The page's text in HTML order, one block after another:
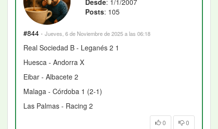
Posts: 105
#844 · Jueves, 6 de Noviembre de 2025 a las 06:18
Real Sociedad B - Leganés 2 1
Huesca - Andorra X
Eibar - Albacete 2
Malaga - Córdoba 1 (2-1)
Las Palmas - Racing 2
0 0